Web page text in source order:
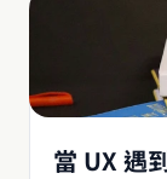
當 UX 遇